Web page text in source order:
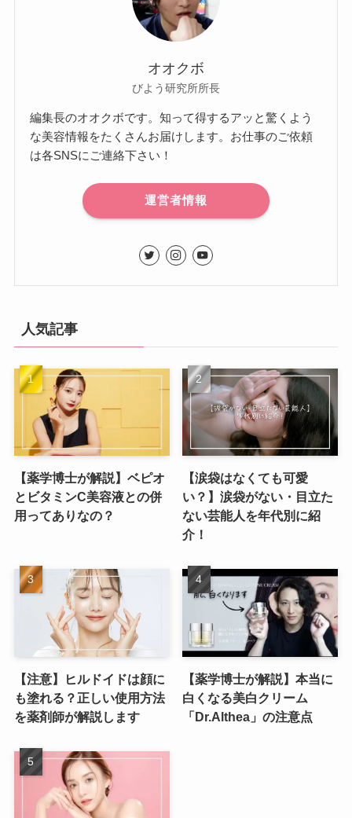
オオクボ
びよう研究所所長
編集長のオオクボです。知って得するアッと驚くよう
な美容情報をたくさんお届けします。お仕事のご依頼
は各SNSにご連絡下さい！
運営者情報
人気記事
【薬学博士が解説】ベピオ
とビタミンC美容液との併
用ってありなの？
【涙袋はなくても可愛
い？】涙袋がない・目立た
ない芸能人を年代別に紹
介！
【注意】ヒルドイドは顔に
も塗れる？正しい使用方法
を薬剤師が解説します
【薬学博士が解説】本当に
白くなる美白クリーム
「Dr.Althea」の注意点